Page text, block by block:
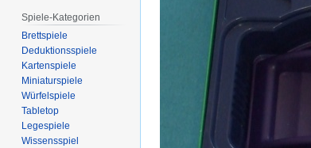
Spiele-Kategorien
Brettspiele
Deduktionsspiele
Kartenspiele
Miniaturspiele
Würfelspiele
Tabletop
Legespiele
Wissensspiel